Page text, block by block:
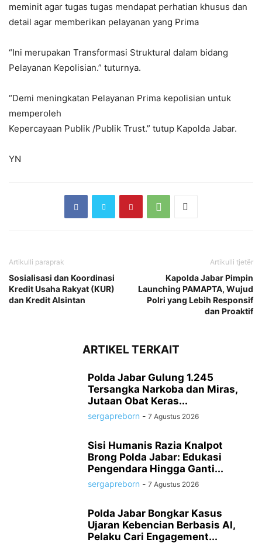
meminit agar tugas tugas mendapat perhatian khusus dan
detail agar memberikan pelayanan yang Prima
“Ini merupakan Transformasi Struktural dalam bidang
Pelayanan Kepolisian.” tuturnya.
“Demi meningkatan Pelayanan Prima kepolisian untuk
memperoleh
Kepercayaan Publik /Publik Trust.” tutup Kapolda Jabar.
YN
Artikulli paraprak
Sosialisasi dan Koordinasi
Kredit Usaha Rakyat (KUR)
dan Kredit Alsintan
Artikulli tjetër
Kapolda Jabar Pimpin
Launching PAMAPTA, Wujud
Polri yang Lebih Responsif
dan Proaktif
ARTIKEL TERKAIT
Polda Jabar Gulung 1.245
Tersangka Narkoba dan Miras,
Jutaan Obat Keras...
sergapreborn - 7 Agustus 2026
Sisi Humanis Razia Knalpot
Brong Polda Jabar: Edukasi
Pengendara Hingga Ganti...
sergapreborn - 7 Agustus 2026
Polda Jabar Bongkar Kasus
Ujaran Kebencian Berbasis AI,
Pelaku Cari Engagement...